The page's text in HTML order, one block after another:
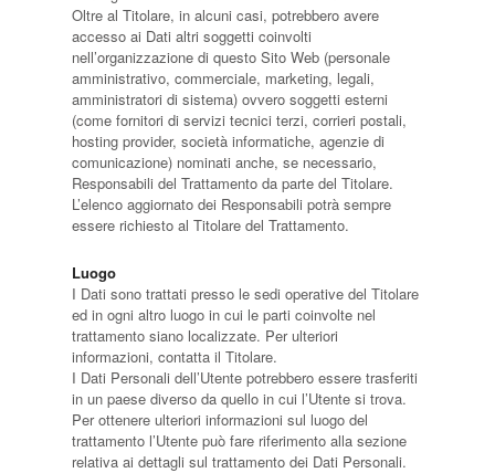
Oltre al Titolare, in alcuni casi, potrebbero avere
accesso ai Dati altri soggetti coinvolti
nell’organizzazione di questo Sito Web (personale
amministrativo, commerciale, marketing, legali,
amministratori di sistema) ovvero soggetti esterni
(come fornitori di servizi tecnici terzi, corrieri postali,
hosting provider, società informatiche, agenzie di
comunicazione) nominati anche, se necessario,
Responsabili del Trattamento da parte del Titolare.
L’elenco aggiornato dei Responsabili potrà sempre
essere richiesto al Titolare del Trattamento.
Luogo
I Dati sono trattati presso le sedi operative del Titolare
ed in ogni altro luogo in cui le parti coinvolte nel
trattamento siano localizzate. Per ulteriori
informazioni, contatta il Titolare.
I Dati Personali dell’Utente potrebbero essere trasferiti
in un paese diverso da quello in cui l’Utente si trova.
Per ottenere ulteriori informazioni sul luogo del
trattamento l’Utente può fare riferimento alla sezione
relativa ai dettagli sul trattamento dei Dati Personali.